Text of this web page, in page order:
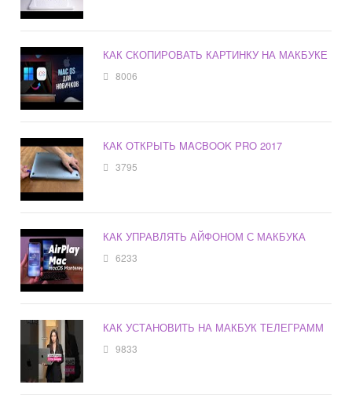
КАК СКОПИРОВАТЬ КАРТИНКУ НА МАКБУКЕ
8006
КАК ОТКРЫТЬ MACBOOK PRO 2017
3795
КАК УПРАВЛЯТЬ АЙФОНОМ С МАКБУКА
6233
КАК УСТАНОВИТЬ НА МАКБУК ТЕЛЕГРАММ
9833